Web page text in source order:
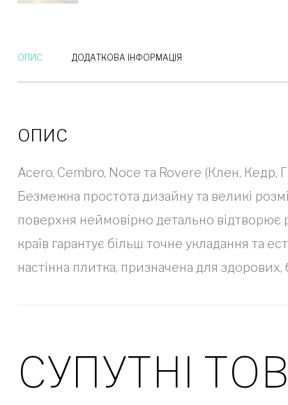
ОПИС ДОДАТКОВА ІНФОРМАЦІЯ
ОПИС
Acero, Cembro, Noce та Rovere (Клен, Кедр,
Безмежна простота дизайну та великі
поверхня неймовірно детально відтворює
країв гарантує більш точне укладання та
настінна плитка, призначена для
СУПУТНІ